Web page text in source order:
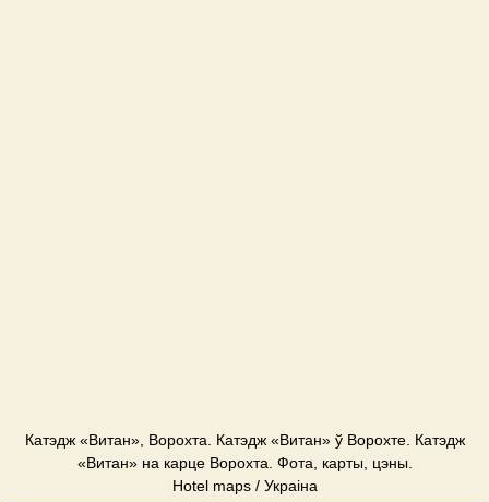
Катэдж «Витан», Ворохта. Катэдж «Витан» ў Ворохте. Катэдж
«Витан» на карце Ворохта. Фота, карты, цэны.
Hotel maps / Украіна